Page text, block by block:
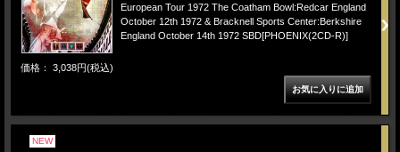
European Tour 1972 The Coatham Bowl:Redcar England
October 12th 1972 & Bracknell Sports Center:Berkshire
England October 14th 1972 SBD[PHOENIX(2CD-R)]
価格： 3,038円(税込)
NEW